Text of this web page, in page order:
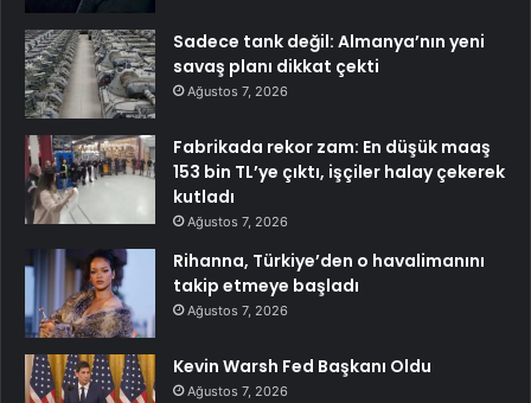
Sadece tank değil: Almanya’nın yeni
savaş planı dikkat çekti
Ağustos 7, 2026
Fabrikada rekor zam: En düşük maaş
153 bin TL’ye çıktı, işçiler halay çekerek
kutladı
Ağustos 7, 2026
Rihanna, Türkiye’den o havalimanını
takip etmeye başladı
Ağustos 7, 2026
Kevin Warsh Fed Başkanı Oldu
Ağustos 7, 2026